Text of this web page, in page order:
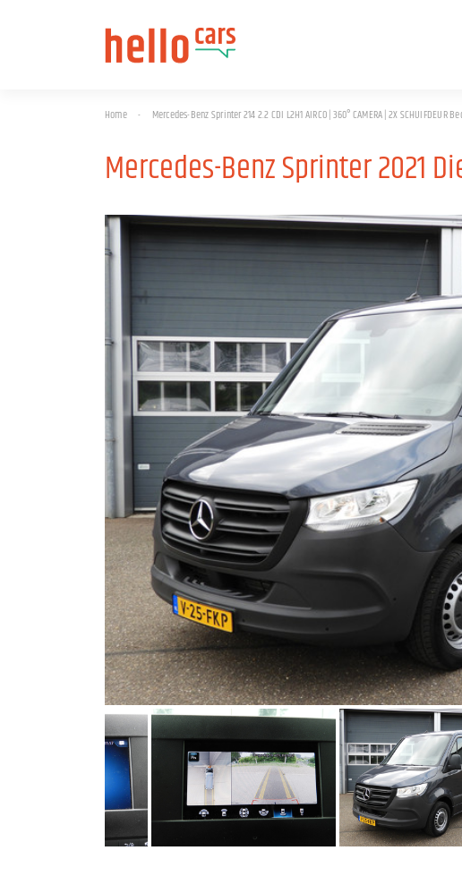
Home - Mercedes-Benz Sprinter 214 2.2 CDI L2H1 AIRCO | 360° CAMERA | 2X SCHUIFDEUR
Mercedes-Benz Sprinter 2021